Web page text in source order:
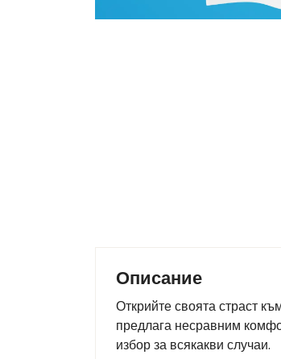
Описание
Открийте своята страст
предлага несравним
избор за всякакви случаи.